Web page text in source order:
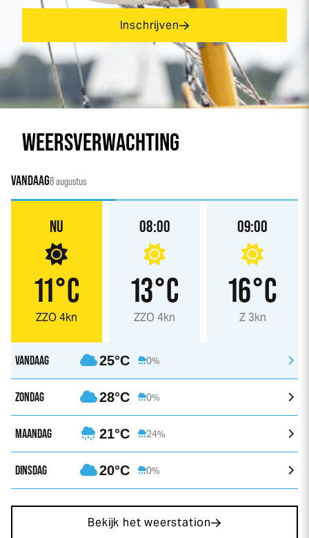
Inschrijven
WEERSVERWACHTING
VANDAAG8 augustus
NU
11°C
ZZO 4kn
08:00
13°C
ZZO 4kn
09:00
16°C
Z 3kn
VANDAAG 25°C 0%
ZONDAG 28°C 0%
MAANDAG 21°C 24%
DINSDAG 20°C 0%
Bekijk het weerstation